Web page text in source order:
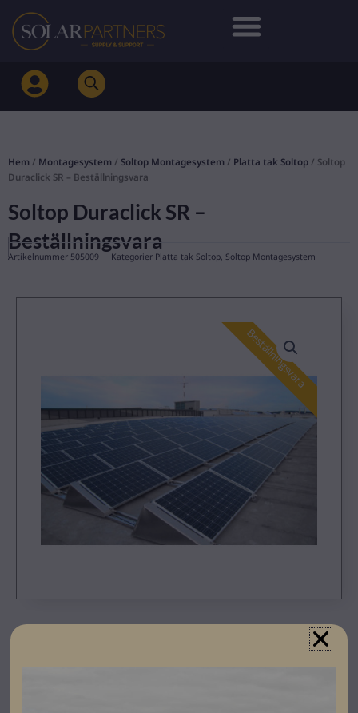
Hoppa
innehåll
Hem / Montagesystem / Soltop Montagesystem / Platta tak Soltop / Soltop
Duraclick SR – Beställningsvara
Soltop Duraclick SR –
Beställningsvara
Artikelnummer 505009 Kategorier Platta tak Soltop, Soltop Montagesystem
Beställningsvara
Registrera dig som partner för att se priser och kunna